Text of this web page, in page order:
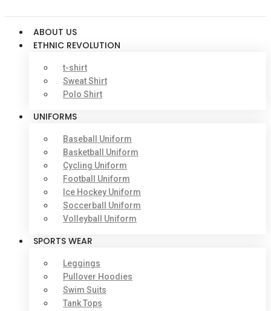
ABOUT US
ETHNIC REVOLUTION
t-shirt
Sweat Shirt
Polo Shirt
UNIFORMS
Baseball Uniform
Basketball Uniform
Cycling Uniform
Football Uniform
Ice Hockey Uniform
Soccerball Uniform
Volleyball Uniform
SPORTS WEAR
Leggings
Pullover Hoodies
Swim Suits
Tank Tops